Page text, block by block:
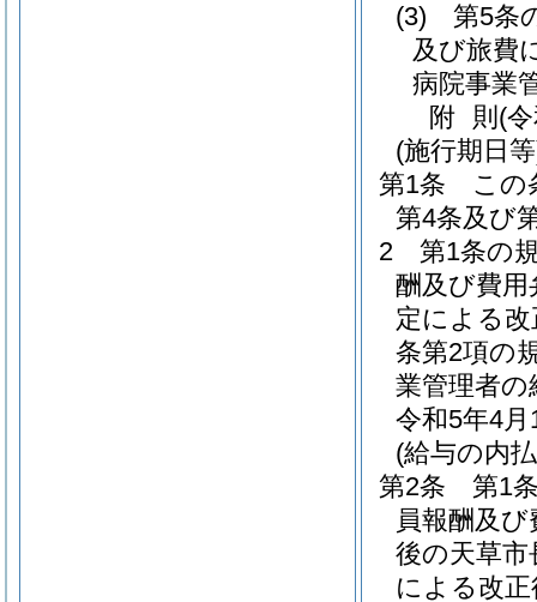
(3)
第5条
及び旅費
病院事業
附 則 (
(施行期日
第1条
この
第4条及び
2
第1条の
酬及び費用
定による
条第2項の
業管理者の
令和5年4
(給与の内
第2条
第1
員報酬及
後の天草
による改